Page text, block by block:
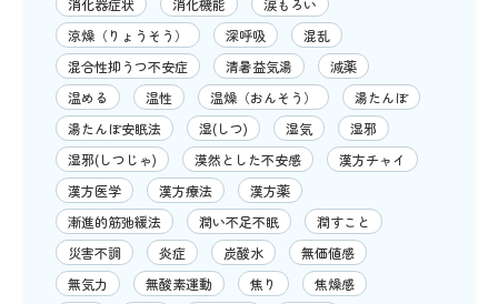
消化器症状 消化機能
涙もろい
涼燥（りょうそう）
深呼吸
混乱
混合性抑うつ不安症
清暑益気湯
減薬
温める
温性 温燥（おんそう）
湯たんぽ
湯たんぽ安眠法
湿(しつ) 湿気
湿邪
湿邪(しつじゃ)
漠然とした不安感
漢方チャイ
漢方医学
漢方療法
漢方薬
漸進的筋弛緩法
潤い不足不眠
潤すこと
災害不調
炎症 炭酸水
無価値感
無気力
無酸素運動 焦り
焦燥感